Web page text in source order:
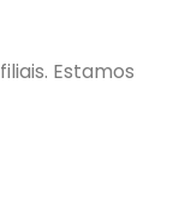
Estamos